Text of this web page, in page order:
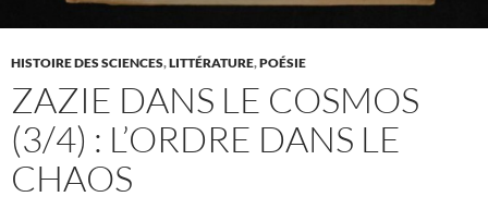
HISTOIRE DES SCIENCES,LITTÉRATURE,POÉSIE
ZAZIE DANS LE COSMOS
(3/4) : L’ORDRE DANS LE
CHAOS